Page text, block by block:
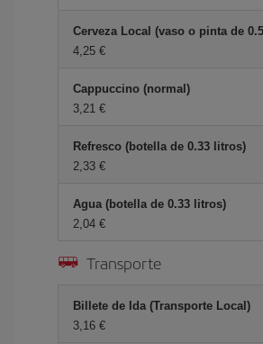
Cerveza Local (vaso o pinta de
4,25 €
Cappuccino (normal)
3,21 €
Refresco (botella de 0.33 litros)
2,33 €
Agua (botella de 0.33 litros)
2,04 €
Transporte
Billete de Ida (Transporte Local)
3,16 €